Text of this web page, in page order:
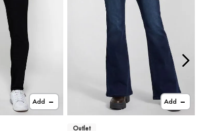
Add Add
Outlet